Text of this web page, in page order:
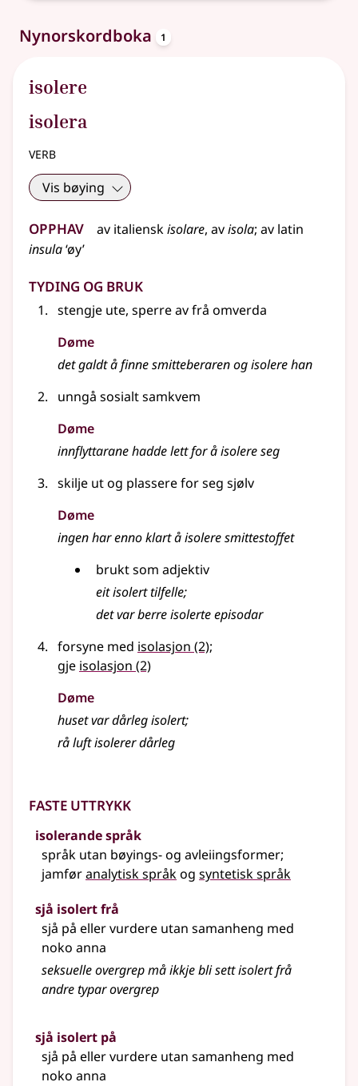
Nynorskordboka 1
isolere
isolera
verb
Vis bøying
Opphav av italienskisolare, avisola; av latin
insula‘øy’
Tyding og bruk
stengje ute, sperre av frå omverda
Døme
det galdt å finne smitteberaren og isolere han
unngå sosialt samkvem
Døme
innflyttarane hadde lett for å isolere seg
skilje ut og plassere for seg sjølv
Døme
ingen har enno klart å isolere smittestoffet
brukt som adjektiv
eit isolert tilfelle;
det var berre isolerte episodar
forsyne med isolasjon (2);
gje isolasjon (2)
Døme
huset var dårleg isolert;
rå luft isolerer dårleg
Faste uttrykk
isolerande språk
språk utan bøyings- og avleiingsformer;
jamføranalytisk språkog syntetisk språk
sjå isolert frå
sjå på eller vurdere utan samanheng med
noko anna
seksuelle overgrep må ikkje bli sett isolert frå
andre typar overgrep
sjå isolert på
sjå på eller vurdere utan samanheng med
noko anna